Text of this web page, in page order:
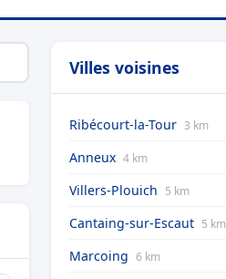
Villes voisines
Ribécourt-la-Tour 3 km
Anneux 4 km
Villers-Plouich 5 km
Cantaing-sur-Escaut 5 km
Marcoing 6 km